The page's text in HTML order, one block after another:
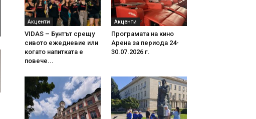
Акценти
VIDAS – Бунтът срещу
сивото ежедневие или
когато напитката е
повече...
Акценти
Програмата на кино
Арена за периода 24-
30.07.2026 г.